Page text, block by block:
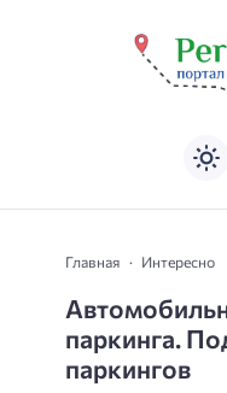
Главная Интересно
паркинга.
паркингов